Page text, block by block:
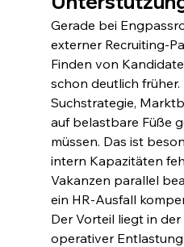
Gerade bei
externer Recruiting-
Finden von
schon deutlich
Suchstrategie,
auf belastbare Füße
müssen. Das ist
intern Kapazitäten
Vakanzen parallel
ein HR-Ausfall
Der Vorteil liegt in
operativer